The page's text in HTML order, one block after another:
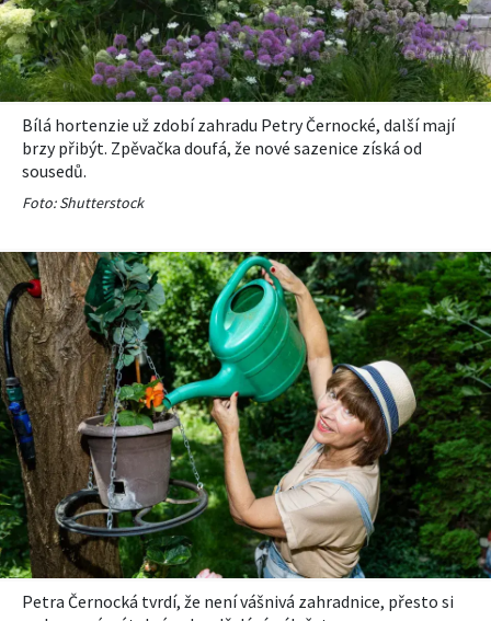
Bílá hortenzie už zdobí zahradu Petry Černocké, další mají
brzy přibýt. Zpěvačka doufá, že nové sazenice získá od
sousedů.
Foto: Shutterstock
Petra Černocká tvrdí, že není vášnivá zahradnice, přesto si